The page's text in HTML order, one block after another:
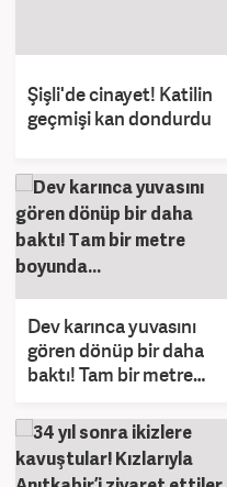
Şişli'de cinayet! Katilin
geçmişi kan dondurdu
Dev karınca yuvasını
gören dönüp bir daha
baktı! Tam bir metre